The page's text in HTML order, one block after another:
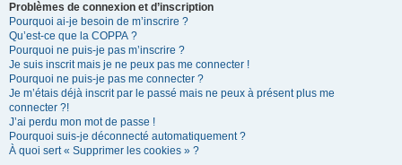
Problèmes de connexion et d’inscription
Pourquoi ai-je besoin de m’inscrire ?
Qu’est-ce que la COPPA ?
Pourquoi ne puis-je pas m’inscrire ?
Je suis inscrit mais je ne peux pas me connecter !
Pourquoi ne puis-je pas me connecter ?
Je m’étais déjà inscrit par le passé mais ne peux à présent plus me
connecter ?!
J’ai perdu mon mot de passe !
Pourquoi suis-je déconnecté automatiquement ?
À quoi sert « Supprimer les cookies » ?